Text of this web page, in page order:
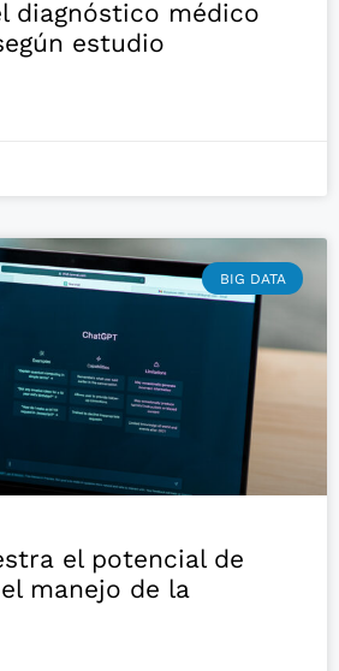
diagnóstico médico
estudio
BIG DATA
el potencial de
manejo de la